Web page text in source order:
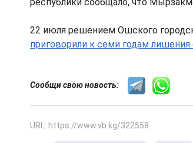
22 июля решением Ошского
приговорили к семи годам
Сообщи свою новость:
URL: https://www.vb.kg/322558